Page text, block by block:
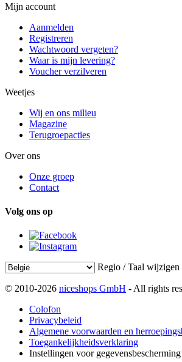
Mijn account
Aanmelden
Registreren
Wachtwoord vergeten?
Waar is mijn levering?
Voucher verzilveren
Weetjes
Wij en ons milieu
Magazine
Terugroepacties
Over ons
Onze groep
Contact
Volg ons op
Regio / Taal wijzigen
© 2010-2026 niceshops GmbH - All rights
Colofon
Privacybeleid
Algemene voorwaarden en
Toegankelijkheidsverklaring
Instellingen voor gegevensbescherming